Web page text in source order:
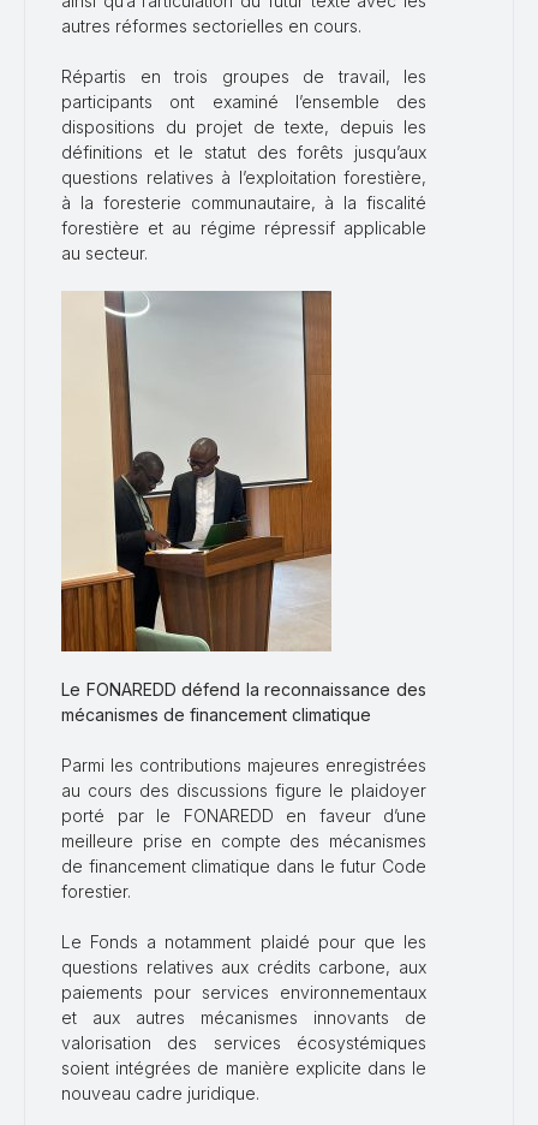
autres réformes sectorielles en cours.
Répartis en trois groupes de travail, les
participants ont examiné l’ensemble des
dispositions du projet de texte, depuis les
définitions et le statut des forêts jusqu’aux
questions relatives à l’exploitation forestière,
à la foresterie communautaire, à la fiscalité
forestière et au régime répressif applicable
au secteur.
Le FONAREDD défend la reconnaissance des
mécanismes de financement climatique
Parmi les contributions majeures enregistrées
au cours des discussions figure le plaidoyer
porté par le FONAREDD en faveur d’une
meilleure prise en compte des mécanismes
de financement climatique dans le futur Code
forestier.
Le Fonds a notamment plaidé pour que les
questions relatives aux crédits carbone, aux
paiements pour services environnementaux
et aux autres mécanismes innovants de
valorisation des services écosystémiques
soient intégrées de manière explicite dans le
nouveau cadre juridique.